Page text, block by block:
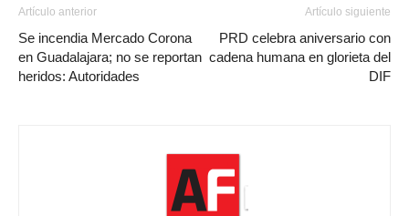
Artículo anterior
Se incendia Mercado Corona
en Guadalajara; no se reportan
heridos: Autoridades
Artículo siguiente
PRD celebra aniversario con
cadena humana en glorieta del
DIF